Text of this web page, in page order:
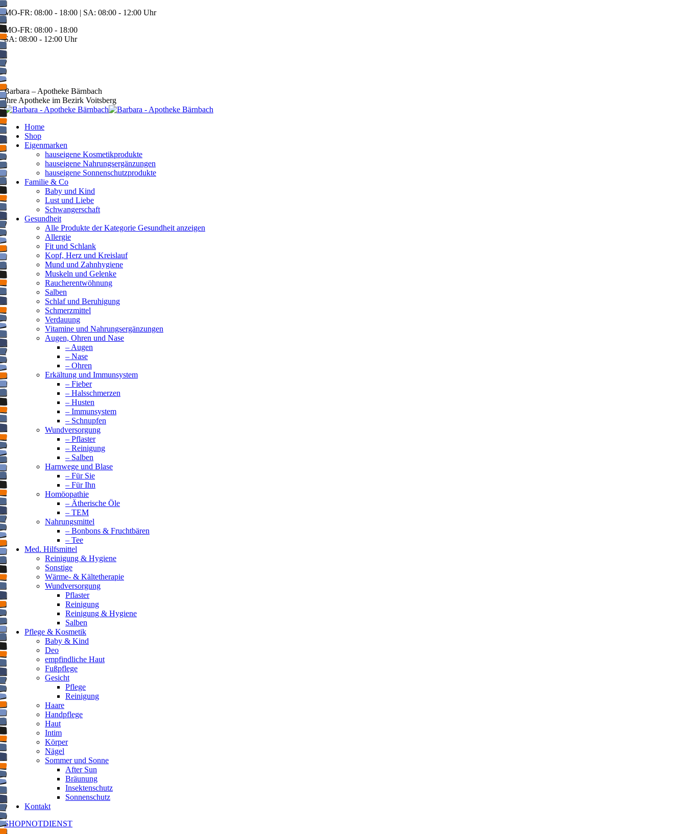
Zum
Inhalt
springen
MO-FR: 08:00 - 18:00 | SA: 08:00 - 12:00 Uhr
MO-FR: 08:00 - 18:00
SA: 08:00 - 12:00 Uhr
BEREITSCHAFT
+43 3142 62553
Barbara – Apotheke Bärnbach
Ihre Apotheke im Bezirk Voitsberg
Home
Shop
Eigenmarken
hauseigene Kosmetikprodukte
hauseigene Nahrungsergänzungen
hauseigene Sonnenschutzprodukte
Familie & Co
Baby und Kind
Lust und Liebe
Schwangerschaft
Gesundheit
Alle Produkte der Kategorie Gesundheit anzeigen
Allergie
Fit und Schlank
Kopf, Herz und Kreislauf
Mund und Zahnhygiene
Muskeln und Gelenke
Raucherentwöhnung
Salben
Schlaf und Beruhigung
Schmerzmittel
Verdauung
Vitamine und Nahrungsergänzungen
Augen, Ohren und Nase
– Augen
– Nase
– Ohren
Erkältung und Immunsystem
– Fieber
– Halsschmerzen
– Husten
– Immunsystem
– Schnupfen
Wundversorgung
– Pflaster
– Reinigung
– Salben
Harnwege und Blase
– Für Sie
– Für Ihn
Homöopathie
– Ätherische Öle
– TEM
Nahrungsmittel
– Bonbons & Fruchtbären
– Tee
Med. Hilfsmittel
Reinigung & Hygiene
Sonstige
Wärme- & Kältetherapie
Wundversorgung
Pflaster
Reinigung
Reinigung & Hygiene
Salben
Pflege & Kosmetik
Baby & Kind
Deo
empfindliche Haut
Fußpflege
Gesicht
Pflege
Reinigung
Haare
Handpflege
Haut
Intim
Körper
Nägel
Sommer und Sonne
After Sun
Bräunung
Insektenschutz
Sonnenschutz
Kontakt
SHOPNOTDIENST